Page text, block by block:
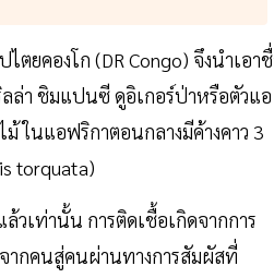
ยคองโก (DR Congo) จึงนำเอา
ล่า ชิมแปนซี ดูอิเกอร์ป่าหรือตัวแอ
ในแอฟริกาตอนกลางมีค้างคาว 3
torquata)
วเท่านั้น การติดเชื้อเกิดจากการ
ากคนสู่คนผ่านทางการสัมผัสที่